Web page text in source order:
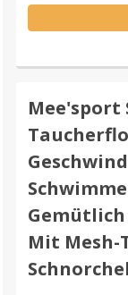
Mee'sport
Mit Mesh-